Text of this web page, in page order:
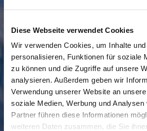
Diese Webseite verwendet Cookies
Wir verwenden Cookies, um Inhalte
personalisieren, Funktionen für soziale
zu können und die Zugriffe auf unsere
analysieren. Außerdem geben wir
Verwendung unserer Website an
soziale Medien, Werbung und Analysen
Partner führen diese Informationen
weiteren Daten zusammen, die Sie
GEMEINDE